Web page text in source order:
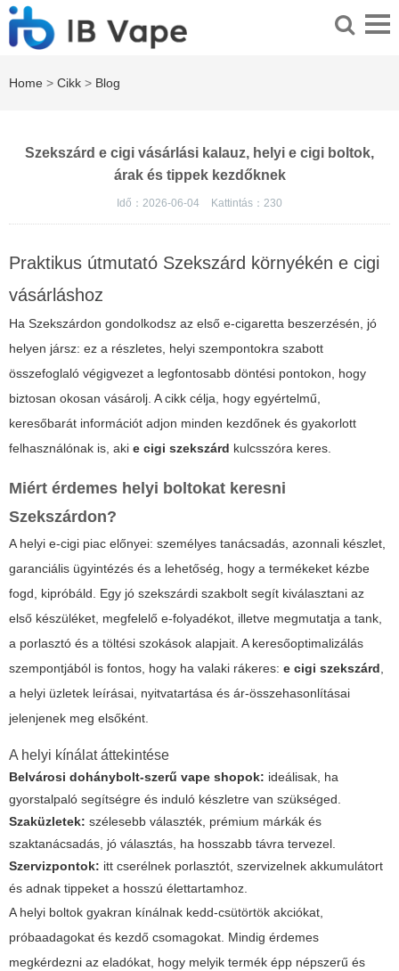
Home > Cikk > Blog
Szekszárd e cigi vásárlási kalauz, helyi e cigi boltok,
árak és tippek kezdőknek
Idő：2026-06-04 Kattintás： 230
Praktikus útmutató Szekszárd környékén e cigi
vásárláshoz
Ha Szekszárdon gondolkodsz az első e-cigaretta beszerzésén, jó
helyen jársz: ez a részletes, helyi szempontokra szabott
összefoglaló végigvezet a legfontosabb döntési pontokon, hogy
biztosan okosan vásárolj. A cikk célja, hogy egyértelmű,
keresőbarát információt adjon minden kezdőnek és gyakorlott
felhasználónak is, aki e cigi szekszárd kulcsszóra keres.
Miért érdemes helyi boltokat keresni
Szekszárdon?
A helyi e-cigi piac előnyei: személyes tanácsadás, azonnali készlet,
garanciális ügyintézés és a lehetőség, hogy a termékeket kézbe
fogd, kipróbáld. Egy jó szekszárdi szakbolt segít kiválasztani az
első készüléket, megfelelő e-folyadékot, illetve megmutatja a tank,
a porlasztó és a töltési szokások alapjait. A keresőoptimalizálás
szempontjából is fontos, hogy ha valaki rákeres: e cigi szekszárd,
a helyi üzletek leírásai, nyitvatartása és ár-összehasonlításai
jelenjenek meg elsőként.
A helyi kínálat áttekintése
Belvárosi dohánybolt-szerű vape shopok: ideálisak, ha
gyorstalpaló segítségre és induló készletre van szükséged.
Szaküzletek: szélesebb választék, prémium márkák és
szaktanácsadás, jó választás, ha hosszabb távra tervezel.
Szervizpontok: itt cserélnek porlasztót, szervizelnek akkumulátort
és adnak tippeket a hosszú élettartamhoz.
A helyi boltok gyakran kínálnak kedd-csütörtök akciókat,
próbaadagokat és kezdő csomagokat. Mindig érdemes
megkérdezni az eladókat, hogy melyik termék épp népszerű és